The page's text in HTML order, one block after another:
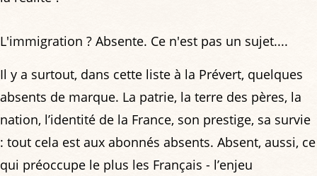
L'immigration ? Absente. Ce n'est pas un sujet....
Il y a surtout, dans cette liste à la Prévert, quelques
absents de marque. La patrie, la terre des pères, la
nation, l’identité de la France, son prestige, sa survie
: tout cela est aux abonnés absents. Absent, aussi, ce
qui préoccupe le plus les Français - l’enjeu